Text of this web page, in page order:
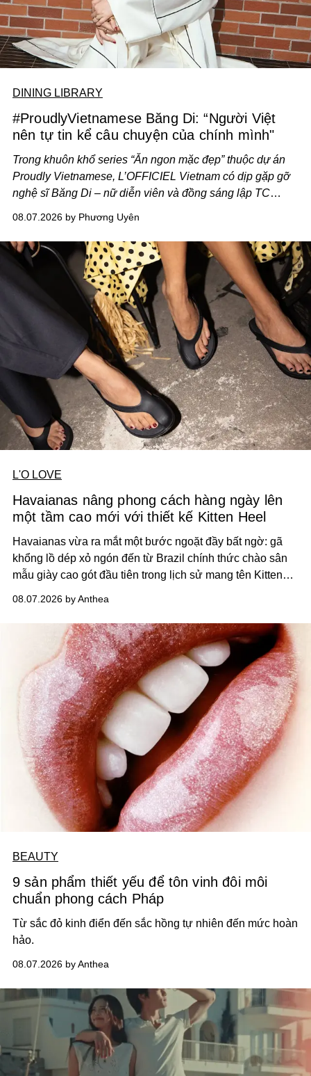
DINING LIBRARY
#ProudlyVietnamese Băng Di: “Người Việt
nên tự tin kể câu chuyện của chính mình"
Trong khuôn khổ series “Ăn ngon mặc đẹp” thuộc dự án
Proudly Vietnamese, L’OFFICIEL Vietnam có dịp gặp gỡ
nghệ sĩ Băng Di – nữ diễn viên và đồng sáng lập TC
Kitchen Bar và SALEM tại TP.HCM.
08.07.2026 by Phương Uyên
L'O LOVE
Havaianas nâng phong cách hàng ngày lên
một tầm cao mới với thiết kế Kitten Heel
Havaianas vừa ra mắt một bước ngoặt đầy bất ngờ: gã
khổng lồ dép xỏ ngón đến từ Brazil chính thức chào sân
mẫu giày cao gót đầu tiên trong lịch sử mang tên Kitten
08.07.2026 by Anthea
BEAUTY
9 sản phẩm thiết yếu để tôn vinh đôi môi
chuẩn phong cách Pháp
Từ sắc đỏ kinh điển đến sắc hồng tự nhiên đến mức hoàn
hảo.
08.07.2026 by Anthea